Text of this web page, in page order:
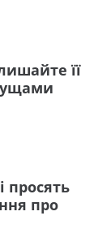
її
просять
про